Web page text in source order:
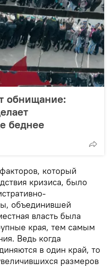
обнищание:
беднее
который
кризиса, было
объединившей
власть была
края, тем самым
Ведь когда
в один край, то
размеров